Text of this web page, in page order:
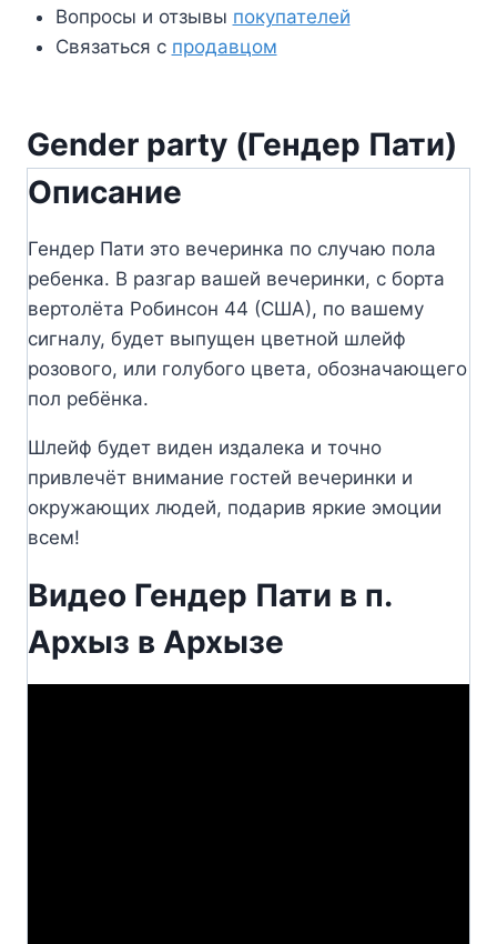
Вопросы и отзывы покупателей
Связаться с продавцом
Gender party (Гендер Пати)
Описание
Гендер Пати это вечеринка по случаю пола
ребенка. В разгар вашей вечеринки, с борта
вертолёта Робинсон 44 (США), по вашему
сигналу, будет выпущен цветной шлейф
розового, или голубого цвета, обозначающего
пол ребёнка.
Шлейф будет виден издалека и точно
привлечёт внимание гостей вечеринки и
окружающих людей, подарив яркие эмоции
всем!
Видео Гендер Пати в п.
Архыз в Архызе